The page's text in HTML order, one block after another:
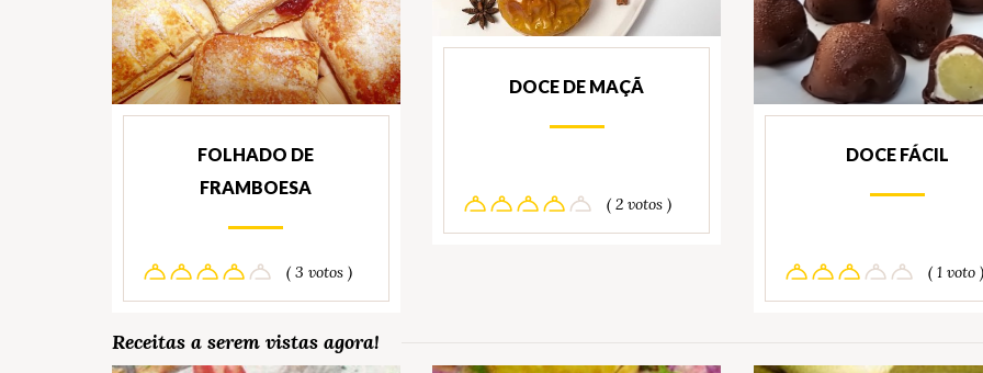
FOLHADO DE
FRAMBOESA
( 3 votos )
DOCE DE MAÇÃ
( 2 votos )
DOCE FÁCIL
( 1 voto )
Receitas a serem vistas agora!